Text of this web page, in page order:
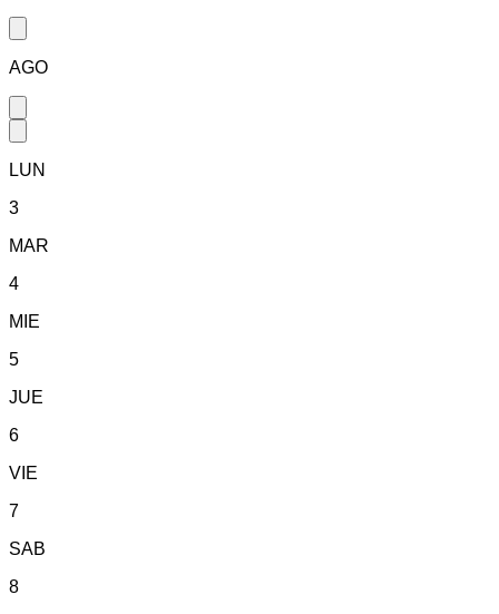
AGO
LUN
3
MAR
4
MIE
5
JUE
6
VIE
7
SAB
8